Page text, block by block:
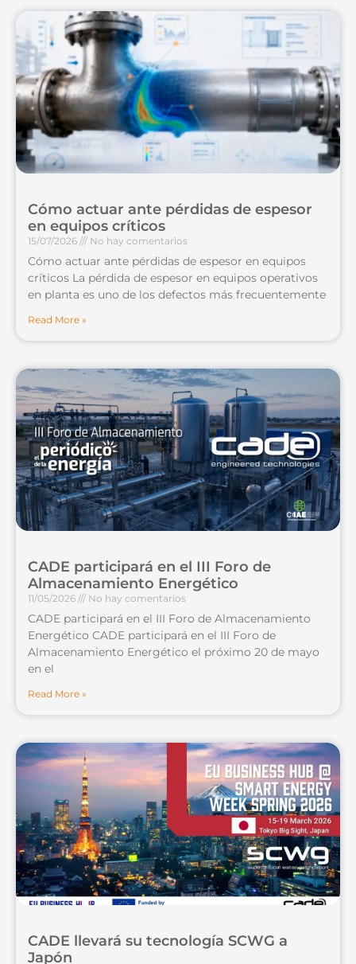
Cómo actuar ante pérdidas de espesor
en equipos críticos
15/07/2026 No hay comentarios
Cómo actuar ante pérdidas de espesor en equipos
críticos La pérdida de espesor en equipos operativos
en planta es uno de los defectos más frecuentemente
Read More »
CADE participará en el III Foro de
Almacenamiento Energético
11/05/2026 No hay comentarios
CADE participará en el III Foro de Almacenamiento
Energético CADE participará en el III Foro de
Almacenamiento Energético el próximo 20 de mayo
en el
Read More »
CADE llevará su tecnología SCWG a
Japón